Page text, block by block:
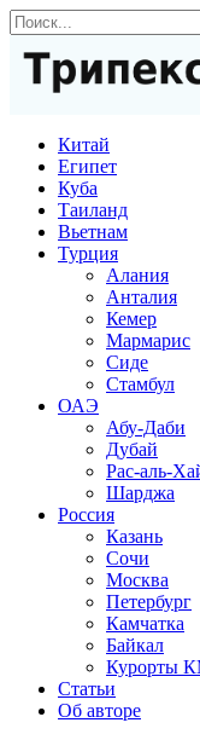
Перейти
к
содержанию
Search
for:
Китай
Египет
Куба
Таиланд
Вьетнам
Турция
Алания
Анталия
Кемер
Мармарис
Сиде
Стамбул
ОАЭ
Абу-Даби
Дубай
Рас-аль-
Шарджа
Россия
Казань
Сочи
Москва
Петербург
Камчатка
Байкал
Курорты
Статьи
Об авторе